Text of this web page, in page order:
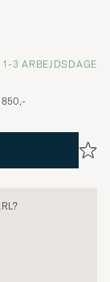
1-3 ARBEJDSDAGE
850,-